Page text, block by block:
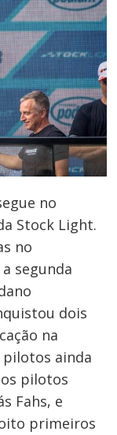
no
Stock Light.
no
segunda
dois
na
pilotos ainda
pilotos
Fahs, e
primeiros